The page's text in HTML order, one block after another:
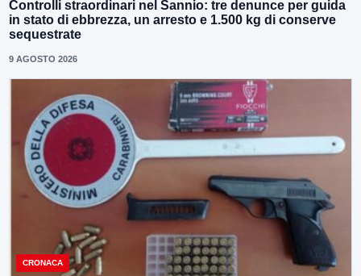
Controlli straordinari nel Sannio: tre denunce per guida
in stato di ebbrezza, un arresto e 1.500 kg di conserve
sequestrate
9 AGOSTO 2026
CRONACA